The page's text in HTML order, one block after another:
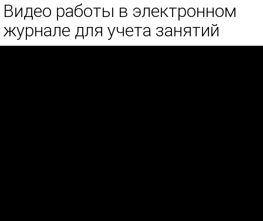
Видео работы в электронном
журнале для учета занятий